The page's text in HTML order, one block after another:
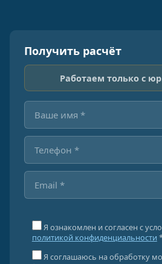
Получить расчёт
Работаем только с
Я ознакомлен и согласен с
политикой конфиденциальности
Я соглашаюсь на обработку